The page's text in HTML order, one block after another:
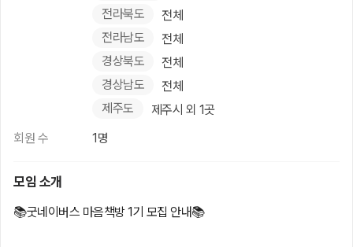
전라북도
전체
전라남도
전체
경상북도
전체
경상남도
전체
제주도
제주시 외 1곳
회원 수
1명
모임 소개
📚굿네이버스 마음책방 1기 모집 안내📚